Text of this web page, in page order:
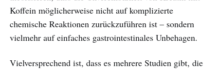
Koffein möglicherweise nicht auf komplizierte
chemische Reaktionen zurückzuführen ist – sondern
vielmehr auf einfaches gastrointestinales Unbehagen.
Vielversprechend ist, dass es mehrere Studien gibt, die